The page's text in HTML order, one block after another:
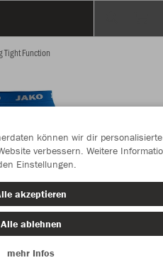
Tight Function
können wir dir personalisierte
verbessern. Weitere
Einstellungen.
akzeptieren
Alle ablehnen
mehr Infos